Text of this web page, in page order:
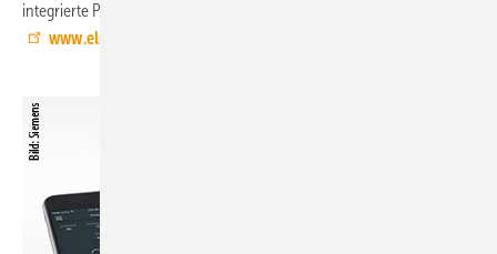
integrierte PI-Regler. TH-Pr erkennt zusätzlich Bewegung im Raum.
www.elsner-elektronik.de